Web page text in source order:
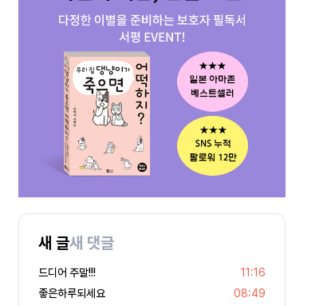
새 글새 댓글
드디어 주말!!!
11:16
좋은하루되세요
08:49